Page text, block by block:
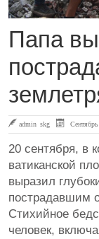
Папа
admin skg
20 сентября, в
ватиканской
выразил
пострадавшим
Стихийное
человек,